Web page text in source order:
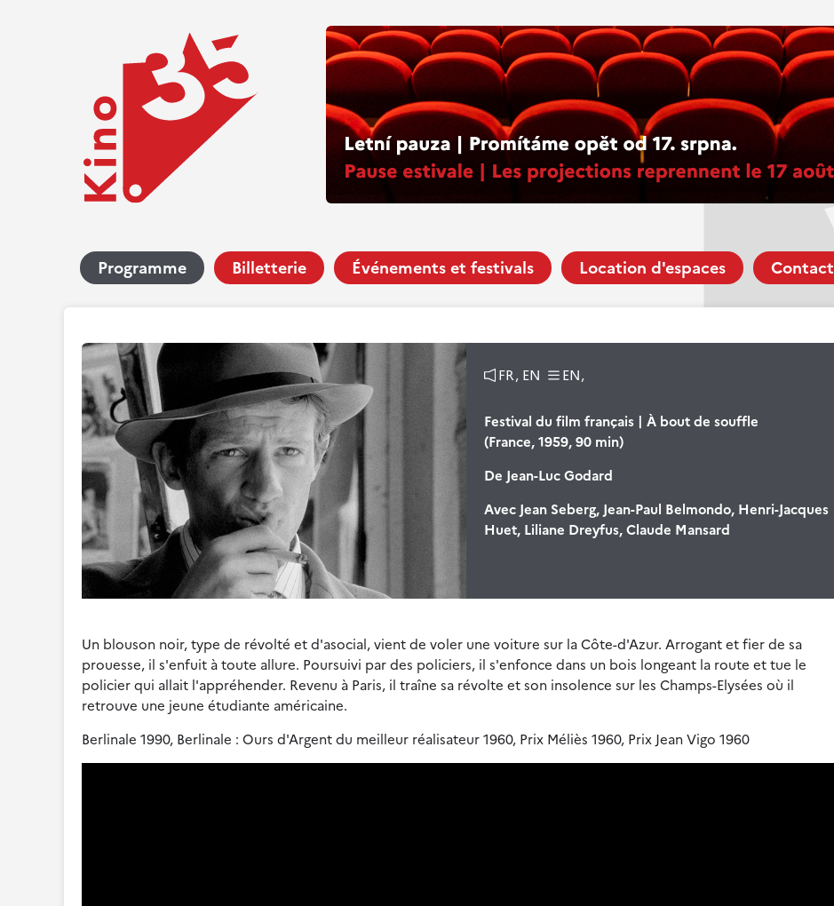
Programme Billetterie Événements et festivals Location d'espaces Contact
FR, EN EN,
Festival du film français | À bout de souffle
(France, 1959, 90 min)
De Jean-Luc Godard
AvecJean Seberg, Jean-Paul Belmondo, Henri-Jacques
Huet, Liliane Dreyfus, Claude Mansard
Un blouson noir, type de révolté et d'asocial, vient de voler une voiture sur la Côte-d'Azur. Arrogant et fier de sa
prouesse, il s'enfuit à toute allure. Poursuivi par des policiers, il s'enfonce dans un bois longeant la route et tue le
policier qui allait l'appréhender. Revenu à Paris, il traîne sa révolte et son insolence sur les Champs-Elysées où il
retrouve une jeune étudiante américaine.
Berlinale 1990, Berlinale : Ours d'Argent du meilleur réalisateur 1960, Prix Méliès 1960, Prix Jean Vigo 1960